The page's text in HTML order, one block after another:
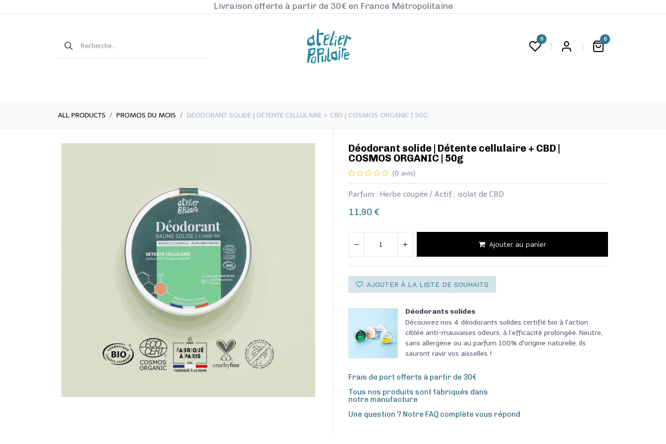
Livraison offerte à partir de 30€ en France Métropolitaine
0 0
ALL PRODUCTS PROMOS DU MOIS ​​​​DÉODORANT SOLIDE | DÉTENTE CELLULAIRE + CBD | COSMOS ORGANIC | 50G
​​​​Déodorant solide | Détente cellulaire + CBD |
COSMOS ORGANIC | 50g
(0 avis)
Parfum : Herbe coupée / Actif : isolat de CBD
11,90 €
Ajouter au panier
AJOUTER À LA LISTE DE SOUHAITS
Déodorants solides
Découvrez nos 4 déodorants solides certifié bio à l'action
ciblée anti-mauvaises odeurs, à l’efficacité prolongée. Neutre,
sans allergène ou au parfum 100% d'origine naturelle, ils
sauront ravir vos aisselles !
Frais de port offerts à partir de 30€
Tous nos produits sont fabriqués dans
notre manufacture
Une question ? Notre FAQ complète vous répond